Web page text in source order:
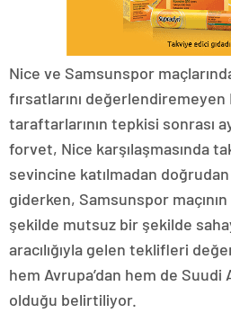
Nice ve Samsunspor
fırsatlarını
taraftarlarının tepkisi sonrası
forvet, Nice karşılaşmasında
sevincine katılmadan
giderken, Samsunspor
şekilde mutsuz bir şekilde
aracılığıyla gelen teklifleri
hem Avrupa’dan hem de Suudi
olduğu belirtiliyor.